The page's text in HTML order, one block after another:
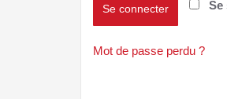
Se
Se connecter
Mot de passe perdu ?